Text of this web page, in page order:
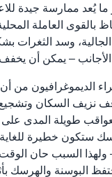
ما يُعد ممارسة جيدة
بالقوى العاملة
وسد الثغرات
الديموغرافيون من
نزيف السكان وتشجيع
طويلة المدى على
ستكون خطيرة
السبب حان
البوسنة والهرسك